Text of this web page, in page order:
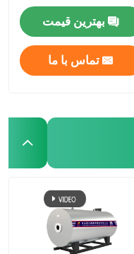
بهترین قیمت
تماس با ما